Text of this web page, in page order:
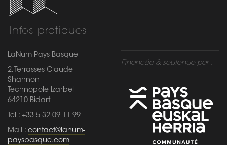
Infos pratiques
LaNum Pays Basque
2, Terrasses Claude
Shannon
Technopole Izarbel
64210 Bidart
Tel : +33 5 32 09 11 99
Mail : contact@lanum-
paysbasque.com
Financée & soutenue par :